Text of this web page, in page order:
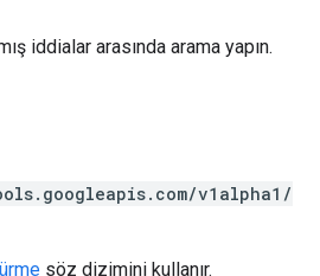
iddialar arasında arama yapın.
v1alpha1/
söz dizimini kullanır.